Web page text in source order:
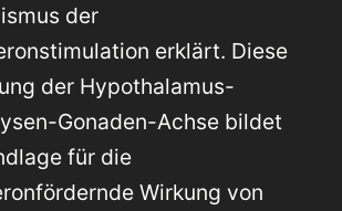
der
erklärt. Diese
der Hypothalamus-
Gonaden-Achse bildet
für die
Wirkung von